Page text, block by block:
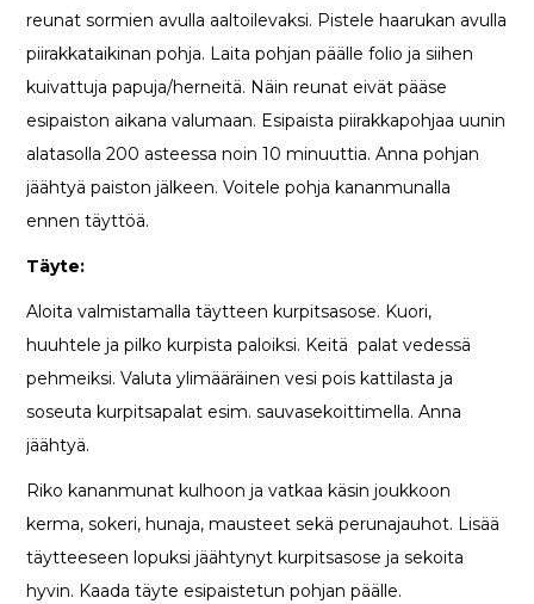
reunat sormien avulla aaltoilevaksi. Pistele haarukan avulla
piirakkataikinan pohja. Laita pohjan päälle folio ja siihen
kuivattuja papuja/herneitä. Näin reunat eivät pääse
esipaiston aikana valumaan. Esipaista piirakkapohjaa uunin
alatasolla 200 asteessa noin 10 minuuttia. Anna pohjan
jäähtyä paiston jälkeen. Voitele pohja kananmunalla
ennen täyttöä.
Täyte:
Aloita valmistamalla täytteen kurpitsasose. Kuori,
huuhtele ja pilko kurpista paloiksi. Keitä palat vedessä
pehmeiksi. Valuta ylimääräinen vesi pois kattilasta ja
soseuta kurpitsapalat esim. sauvasekoittimella. Anna
jäähtyä.
Riko kananmunat kulhoon ja vatkaa käsin joukkoon
kerma, sokeri, hunaja, mausteet sekä perunajauhot. Lisää
täytteeseen lopuksi jäähtynyt kurpitsasose ja sekoita
hyvin. Kaada täyte esipaistetun pohjan päälle.